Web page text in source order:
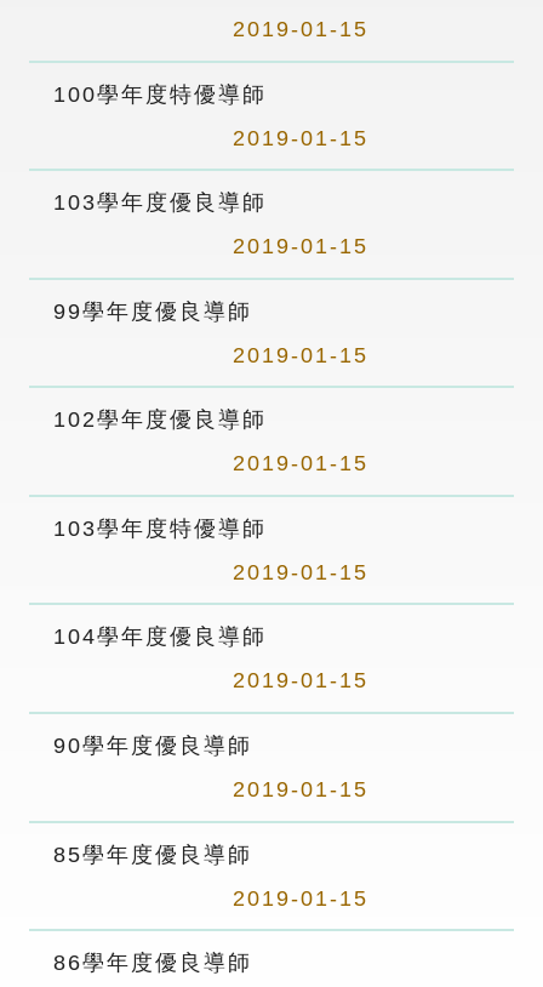
2019-01-15
100學年度特優導師
2019-01-15
103學年度優良導師
2019-01-15
99學年度優良導師
2019-01-15
102學年度優良導師
2019-01-15
103學年度特優導師
2019-01-15
104學年度優良導師
2019-01-15
90學年度優良導師
2019-01-15
85學年度優良導師
2019-01-15
86學年度優良導師